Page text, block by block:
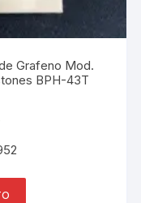
Grafeno Mod.
BPH-43T